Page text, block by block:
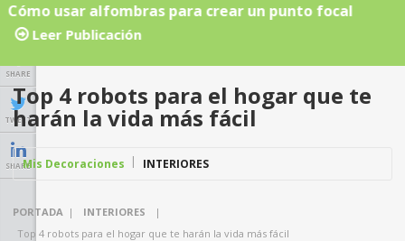
Cómo usar alfombras para crear un punto focal
atractivo en el hogar: Guía para principiantes
Leer Publicación
SHARE
TWEET
SHARE
Top 4 robots para el hogar que te
harán la vida más fácil
Mis Decoraciones INTERIORES
PORTADA | INTERIORES
|
Top 4 robots para el hogar que te harán la vida más fácil